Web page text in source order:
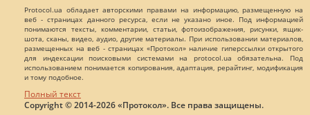
Protocol.ua обладает авторскими правами на информацию, размещенную на
веб - страницах данного ресурса, если не указано иное. Под информацией
понимаются тексты, комментарии, статьи, фотоизображения, рисунки, ящик-
шота, сканы, видео, аудио, другие материалы. При использовании материалов,
размещенных на веб - страницах «Протокол» наличие гиперссылки открытого
для индексации поисковыми системами на protocol.ua обязательна. Под
использованием понимается копирования, адаптация, рерайтинг, модификация
и тому подобное.
Полный текст
Copyright © 2014-2026 «Протокол». Все права защищены.